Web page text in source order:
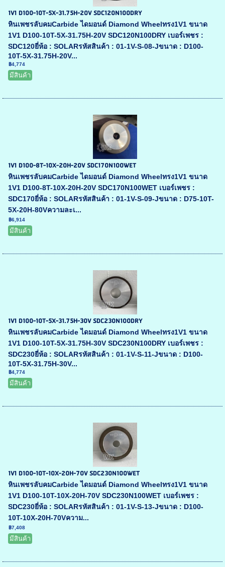
1V1 D100-10T-5X-31.75H-20V SDC120N100DRY
หินเพชรลับคมCarbide ไดมอนด์ Diamond Wheelทรง1V1 ขนาด
1V1 D100-10T-5X-31.75H-20V SDC120N100DRY เบอร์เพชร :
SDC120ยี่ห้อ : SOLARรหัสสินค้า : 01-1V-S-08-Jขนาด : D100-
10T-5X-31.75H-20V...
฿4,774
มีสินค้า
1V1 D100-8T-10X-20H-20V SDC170N100WET
หินเพชรลับคมCarbide ไดมอนด์ Diamond Wheelทรง1V1 ขนาด
1V1 D100-8T-10X-20H-20V SDC170N100WET เบอร์เพชร :
SDC170ยี่ห้อ : SOLARรหัสสินค้า : 01-1V-S-09-Jขนาด : D75-10T-
5X-20H-80Vความละเ...
฿6,914
มีสินค้า
1V1 D100-10T-5X-31.75H-30V SDC230N100DRY
หินเพชรลับคมCarbide ไดมอนด์ Diamond Wheelทรง1V1 ขนาด
1V1 D100-10T-5X-31.75H-30V SDC230N100DRY เบอร์เพชร :
SDC230ยี่ห้อ : SOLARรหัสสินค้า : 01-1V-S-11-Jขนาด : D100-
10T-5X-31.75H-30V...
฿4,774
มีสินค้า
1V1 D100-10T-10X-20H-70V SDC230N100WET
หินเพชรลับคมCarbide ไดมอนด์ Diamond Wheelทรง1V1 ขนาด
1V1 D100-10T-10X-20H-70V SDC230N100WET เบอร์เพชร :
SDC230ยี่ห้อ : SOLARรหัสสินค้า : 01-1V-S-13-Jขนาด : D100-
10T-10X-20H-70Vความ...
฿7,408
มีสินค้า